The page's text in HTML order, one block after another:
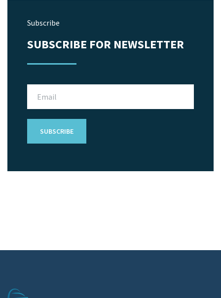
Subscribe
SUBSCRIBE FOR NEWSLETTER